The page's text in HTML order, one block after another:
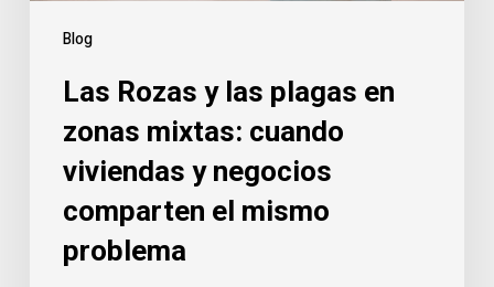
Blog
comparten
mismo
problema
Las Rozas y las plagas en
zonas mixtas: cuando
viviendas y negocios
comparten el mismo
problema